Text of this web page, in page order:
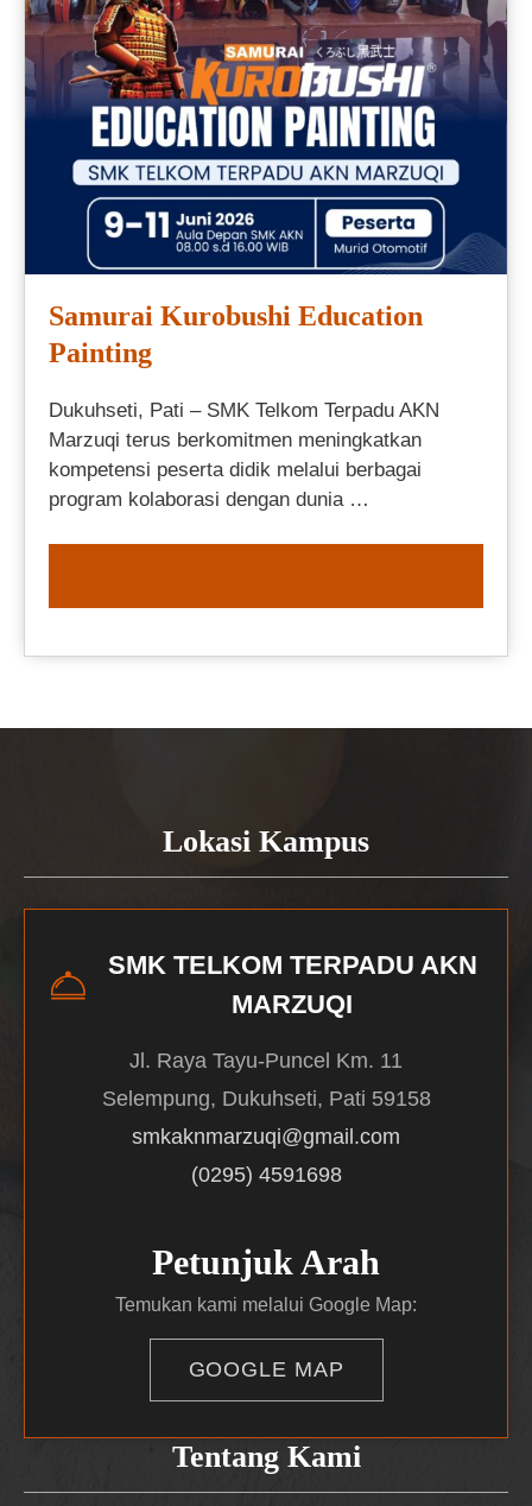
Samurai Kurobushi Education
Painting
Dukuhseti, Pati – SMK Telkom Terpadu AKN
Marzuqi terus berkomitmen meningkatkan
kompetensi peserta didik melalui berbagai
program kolaborasi dengan dunia …
Tentang Kami
Lokasi Kampus
SMK TELKOM TERPADU AKN
MARZUQI
Jl. Raya Tayu-Puncel Km. 11
Selempung, Dukuhseti, Pati 59158
smkaknmarzuqi@gmail.com
(0295) 4591698
Petunjuk Arah
Temukan kami melalui Google Map:
GOOGLE MAP